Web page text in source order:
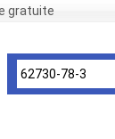
gratuite